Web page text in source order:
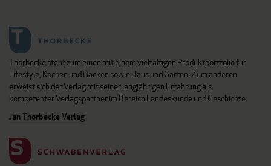
Thorbecke steht zum einen mit einem vielfältigen Produktportfolio für
Lifestyle, Kochen und Backen sowie Haus und Garten. Zum anderen
erweist sich der Verlag mit seiner langjährigen Erfahrung als
kompetenter Verlagspartner im Bereich Landeskunde und Geschichte.
Jan Thorbecke Verlag